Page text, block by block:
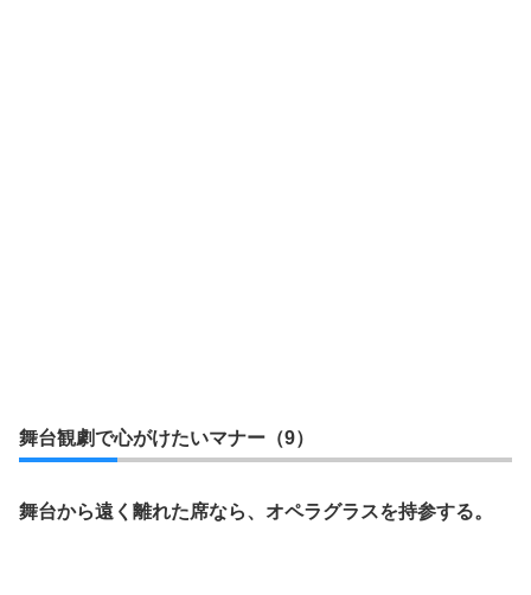
舞台観劇で心がけたいマナー（9）
舞台から遠く離れた席なら、オペラグラスを持参する。